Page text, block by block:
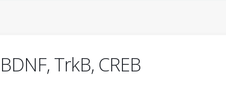
TrkB, CREB